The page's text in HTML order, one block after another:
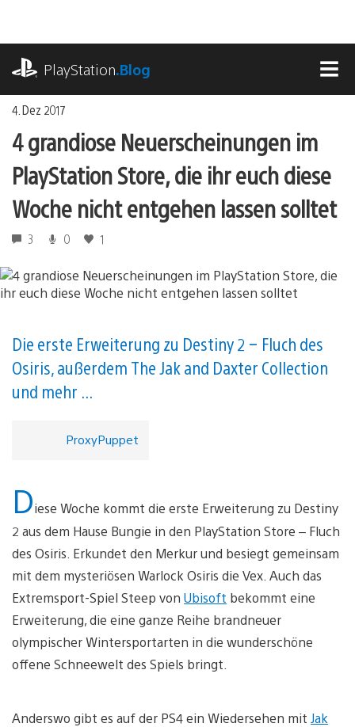
springen
PlayStation.Blog
4. Dez 2017
4 grandiose Neuerscheinungen im
PlayStation Store, die ihr euch diese
Woche nicht entgehen lassen solltet
3 0 1
Die erste Erweiterung zu Destiny 2 – Fluch des
Osiris, außerdem The Jak and Daxter Collection
und mehr ...
ProxyPuppet
Diese Woche kommt die erste Erweiterung zu Destiny
2 aus dem Hause Bungie in den PlayStation Store – Fluch
des Osiris. Erkundet den Merkur und besiegt gemeinsam
mit dem mysteriösen Warlock Osiris die Vex. Auch das
Extremsport-Spiel Steep von Ubisoft bekommt eine
Erweiterung, die eine ganze Reihe brandneuer
olympischer Wintersportarten in die wunderschöne
offene Schneewelt des Spiels bringt.
Anderswo gibt es auf der PS4 ein Wiedersehen mit Jak